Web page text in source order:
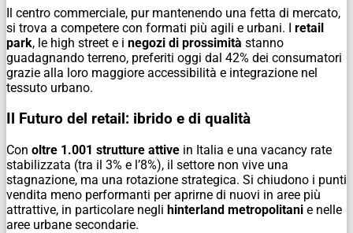
Il centro commerciale, pur mantenendo una fetta di mercato,
si trova a competere con formati più agili e urbani. I retail
park, le high street e i negozi di prossimità stanno
guadagnando terreno, preferiti oggi dal 42% dei consumatori
grazie alla loro maggiore accessibilità e integrazione nel
tessuto urbano.
Il Futuro del retail: ibrido e di qualità
Con oltre 1.001 strutture attive in Italia e una vacancy rate
stabilizzata (tra il 3% e l’8%), il settore non vive una
stagnazione, ma una rotazione strategica. Si chiudono i punti
vendita meno performanti per aprirne di nuovi in aree più
attrattive, in particolare negli hinterland metropolitani e nelle
aree urbane secondarie.